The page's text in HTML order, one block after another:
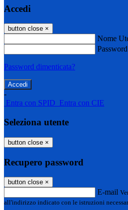
Accedi
button close ×
Nome
Password
Password dimenticata?
-
Entra con SPID Entra con CIE
Seleziona utente
button close ×
Recupero password
button close ×
E-mail
all'indirizzo indicato con le istruzioni